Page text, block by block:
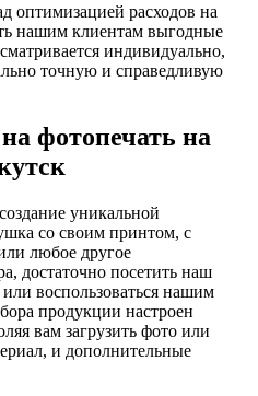
оптимизацией расходов на
нашим клиентам выгодные
индивидуально,
точную и справедливую
фотопечать на
уникальной
со своим принтом, с
любое другое
достаточно посетить наш
воспользоваться нашим
продукции настроен
вам загрузить фото или
и дополнительные